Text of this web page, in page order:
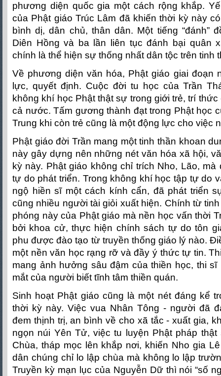
phương diện quốc gia một cách rộng khắp.
của Phật giáo Trúc Lâm đã khiến thời kỳ này
bình dị, dân chủ, thân dân. Một tiếng “đánh”
Diên Hồng và ba lần liên tục đánh bại quân
chính là thể hiện sự thống nhất dân tộc trên tinh
Về phương diện văn hóa, Phật giáo giai đoạn
lực, quyết định. Cuộc đời tu học của Trần
không khí học Phật thật sự trong giới trẻ, trí
cả nước. Tấm gương thành đạt trong Phật học
Trung khi còn trẻ cũng là một động lực cho việc
Phật giáo đời Trần mang một tinh thần khoan
này gây dựng nên những nét văn hóa xã hội,
kỳ này. Phật giáo không chỉ trích Nho, Lão,
tự do phát triển. Trong không khí học tập tự do
ngộ hiền sĩ một cách kính cẩn, đã phát triển
cũng nhiều người tài giỏi xuất hiện. Chính từ
phóng này của Phật giáo mà nền học vấn thời
bởi khoa cử, thực hiện chính sách tự do tôn
phu được đào tạo từ truyền thống giáo lý nào.
một nền văn học rạng rỡ và đầy ý thức tự tin.
mang ảnh hưởng sâu đậm của thiền học, thi
mắt của người biết tĩnh tâm thiền quán.
Sinh hoạt Phật giáo cũng là một nét đáng kể
thời kỳ này. Việc vua Nhân Tông - người đã
đem thịnh trị, an bình về cho xã tắc - xuất gia,
ngọn núi Yên Tử, việc tu luyện Phật pháp
Chùa, tháp mọc lên khắp nơi, khiến Nho gia
dân chúng chỉ lo lập chùa mà không lo lập
Truyền kỳ mạn lục của Nguyễn Dữ thì nói “số